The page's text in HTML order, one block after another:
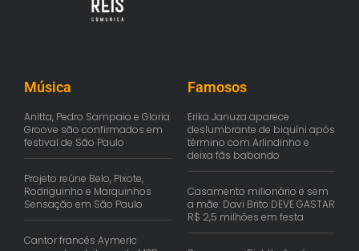
Música
Anitta, Pedro Sampaio e Gloria
Groove são confirmados em
festival de São Paulo
Projeto reúne Belo, Pixote,
Rodriguinho e Marquinhos
Sensação em São Paulo
Cantor francês Aymeric
Famosos
Erika Januza aparece
deslumbrante de biquíni após
término com Arlindinho e
deixa fãs babando
Casamento milionário e sem
a mãe: Davi Brito DEVE GASTAR
R$ 2,5 milhões em festa